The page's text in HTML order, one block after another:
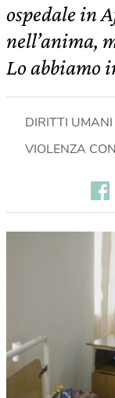
ospedale in
nell’anima,
Lo abbiamo
DIRITTI UMANI
VIOLENZA